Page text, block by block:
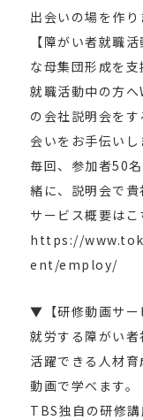
出会いの場を作り
【障がい者就職
な母集団形成を支
就職活動中の方
の会社説明会を
会いをお手伝いし
毎回、参加者50
緒に、説明会で
サービス概要はこ
https://
ent/employ/
▼【研修動画サー
就労する障がい者
活躍できる人材
動画で学べます。
TBS独自の研修